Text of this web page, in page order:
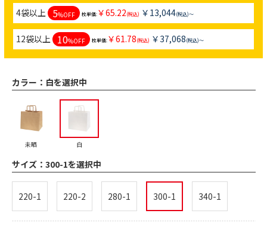
4袋以上 5%OFF 枚単価:￥65.22(税込) ￥13,044(税込)～
12袋以上 10%OFF 枚単価:￥61.78(税込) ￥37,068(税込)～
カラー： 白を選択中
未晒 白
サイズ： 300-1を選択中
220-1 220-2 280-1 300-1 340-1